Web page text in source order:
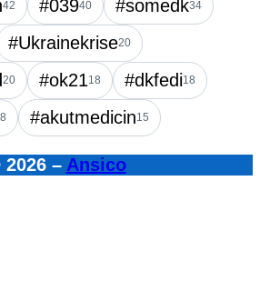
42 #03940 #somedk34
#Ukrainekrise20
20 #ok2118 #dkfedi18
#akutmedicin15
– Ansico